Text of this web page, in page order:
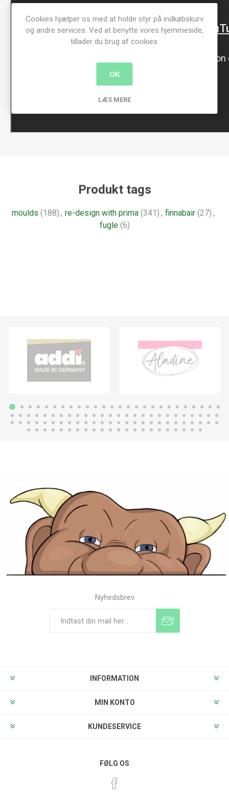
Produkt tags
moulds (188) , re-design with prima (341) , finnabair (27) ,
fugle (6)
Nyhedsbrev
INFORMATION
MIN KONTO
KUNDESERVICE
FØLG OS
Cookies hjælper os med at holde styr på indkøbskurv
og andre services. Ved at benytte vores hjemmeside,
tillader du brug af cookies.
OK
LÆS MERE